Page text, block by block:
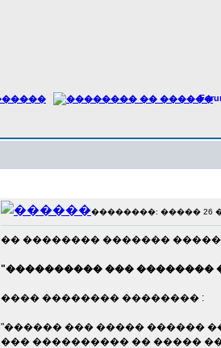
��������: ����� 26
�� �������� �������
"���������� ��� ��������
���� �������� �������� :
"������ ��� ����� ������
��� ���������� �� �����